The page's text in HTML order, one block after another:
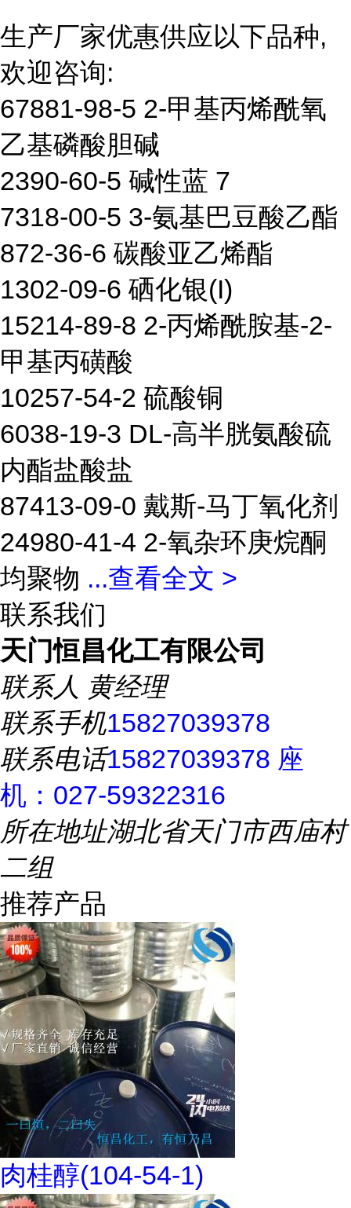
生产厂家优惠供应以下品种,
欢迎咨询:
67881-98-5 2-甲基丙烯酰氧
乙基磷酸胆碱
2390-60-5 碱性蓝 7
7318-00-5 3-氨基巴豆酸乙酯
872-36-6 碳酸亚乙烯酯
1302-09-6 硒化银(I)
15214-89-8 2-丙烯酰胺基-2-
甲基丙磺酸
10257-54-2 硫酸铜
6038-19-3 DL-高半胱氨酸硫
内酯盐酸盐
87413-09-0 戴斯-马丁氧化剂
24980-41-4 2-氧杂环庚烷酮
均聚物 ...查看全文 >
联系我们
天门恒昌化工有限公司
联系人 黄经理
联系手机15827039378
联系电话15827039378 座
机：027-59322316
所在地址湖北省天门市西庙村
二组
推荐产品
肉桂醇(104-54-1)